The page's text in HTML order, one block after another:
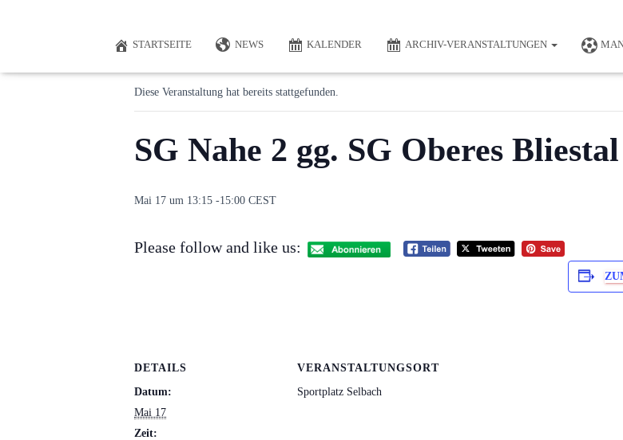
STARTSEITE NEWS KALENDER ARCHIV-VERANSTALTUNGEN
« Alle Veranstaltungen
Diese Veranstaltung hat bereits stattgefunden.
SG Nahe 2 gg. SG Oberes
Mai 17 um 13:15 -15:00 CEST
Please follow and like us:
DETAILS
Datum:
Mai 17
Zeit:
VERANSTALTUNGSORT
Sportplatz Selbach